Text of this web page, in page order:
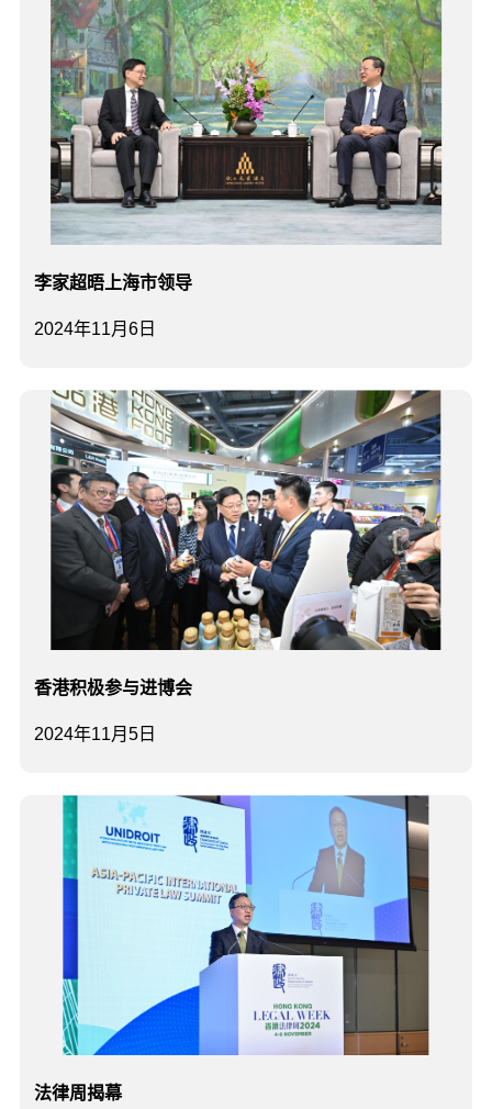
2024年11月6日
李家超晤上海市领导
2024年11月5日
香港积极参与进博会
法律周揭幕